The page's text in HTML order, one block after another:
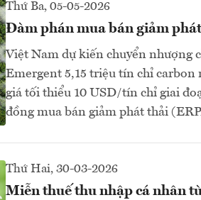
Thứ Ba, 05-05-2026
Đàm phán mua bán giảm
Việt Nam dự kiến chuyển nhượng
Emergent 5,15 triệu tín chỉ carbon
giá tối thiểu 10 USD/tín chỉ giai
đồng mua bán giảm phát thải
Thứ Hai, 30-03-2026
Miễn thuế thu nhập cá nhân